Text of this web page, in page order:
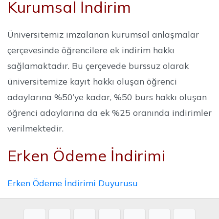
Kurumsal İndirim
Üniversitemiz imzalanan kurumsal anlaşmalar
çerçevesinde öğrencilere ek indirim hakkı
sağlamaktadır. Bu çerçevede burssuz olarak
üniversitemize kayıt hakkı oluşan öğrenci
adaylarına %50’ye kadar, %50 burs hakkı oluşan
öğrenci adaylarına da ek %25 oranında indirimler
verilmektedir.
Erken Ödeme İndirimi
Erken Ödeme İndirimi Duyurusu